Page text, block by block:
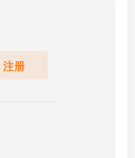
注册